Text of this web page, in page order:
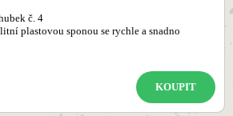
č. 4
plastovou sponou se rychle a snadno
KOUPIT